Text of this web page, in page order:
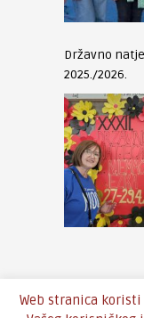
Državno
2025./2026.
Web stranica